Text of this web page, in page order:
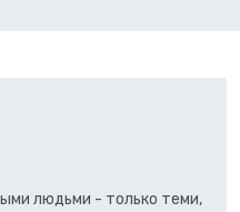
людьми - только теми,